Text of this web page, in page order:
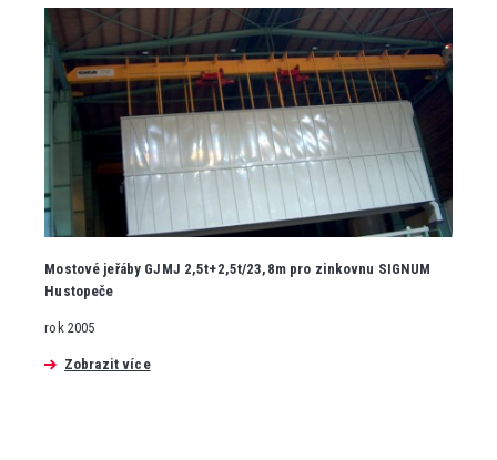
Mostové jeřáby GJMJ 2,5t+2,5t/23,8m pro zinkovnu SIGNUM
Hustopeče
rok 2005
Zobrazit více